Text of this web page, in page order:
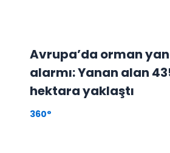
Avrupa’da orman
alarmı: Yanan alan
hektara yaklaştı
360°